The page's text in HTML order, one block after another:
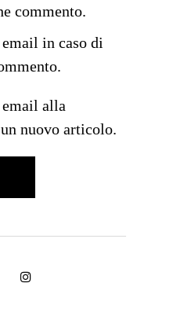
commento.
in caso di
alla
nuovo articolo.